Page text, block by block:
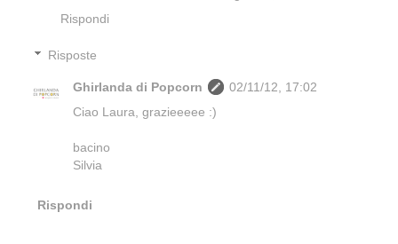
Rispondi
Risposte
Ghirlanda di Popcorn
02/11/12, 17:02
Ciao Laura, grazieeeee :)
bacino
Silvia
Rispondi